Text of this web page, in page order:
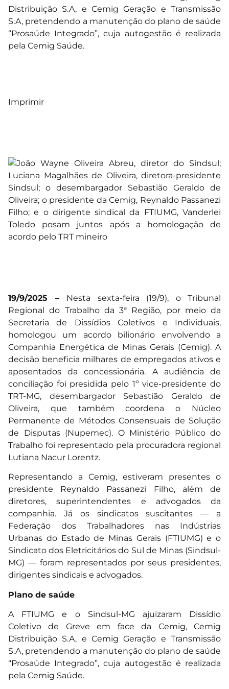
Distribuição S.A, e Cemig Geração e Transmissão
S.A, pretendendo a manutenção do plano de saúde
“Prosaúde Integrado”, cuja autogestão é realizada
pela Cemig Saúde.
Imprimir
19/9/2025 – Nesta sexta-feira (19/9), o Tribunal
Regional do Trabalho da 3ª Região, por meio da
Secretaria de Dissídios Coletivos e Individuais,
homologou um acordo bilionário envolvendo a
Companhia Energética de Minas Gerais (Cemig). A
decisão beneficia milhares de empregados ativos e
aposentados da concessionária. A audiência de
conciliação foi presidida pelo 1º vice-presidente do
TRT-MG, desembargador Sebastião Geraldo de
Oliveira, que também coordena o Núcleo
Permanente de Métodos Consensuais de Solução
de Disputas (Nupemec). O Ministério Público do
Trabalho foi representado pela procuradora regional
Lutiana Nacur Lorentz.
Representando a Cemig, estiveram presentes o
presidente Reynaldo Passanezi Filho, além de
diretores, superintendentes e advogados da
companhia. Já os sindicatos suscitantes — a
Federação dos Trabalhadores nas Indústrias
Urbanas do Estado de Minas Gerais (FTIUMG) e o
Sindicato dos Eletricitários do Sul de Minas (Sindsul-
MG) — foram representados por seus presidentes,
dirigentes sindicais e advogados.
Plano de saúde
A FTIUMG e o Sindsul-MG ajuizaram Dissídio
Coletivo de Greve em face da Cemig, Cemig
Distribuição S.A, e Cemig Geração e Transmissão
S.A, pretendendo a manutenção do plano de saúde
“Prosaúde Integrado”, cuja autogestão é realizada
pela Cemig Saúde.